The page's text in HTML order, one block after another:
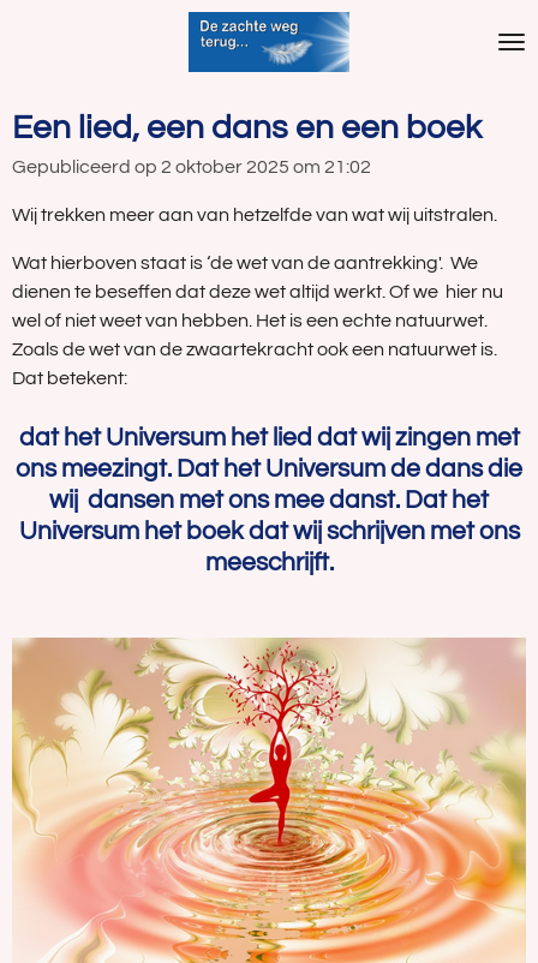
de
hoofdinhoud
Een lied, een dans en een boek
Gepubliceerd op 2 oktober 2025 om 21:02
Wij trekken meer aan van hetzelfde van wat wij uitstralen.
Wat hierboven staat is ‘de wet van de aantrekking'. We
dienen te beseffen dat deze wet altijd werkt. Of we hier nu
wel of niet weet van hebben. Het is een echte natuurwet.
Zoals de wet van de zwaartekracht ook een natuurwet is.
Dat betekent:
dat het Universum het lied dat wij zingen met
ons meezingt. Dat het Universum de dans die
wij dansen met ons mee danst. Dat het
Universum het boek dat wij schrijven met ons
meeschrijft.